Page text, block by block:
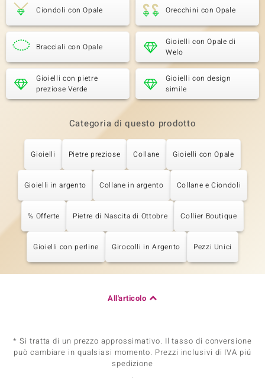
Ciondoli con Opale Orecchini con Opale
Bracciali con Opale
Gioielli con Opale di
Welo
Gioielli con pietre
preziose Verde
Gioielli con design
simile
Categoria di questo prodotto
Gioielli Pietre preziose Collane Gioielli con Opale
Gioielli in argento Collane in argento Collane e Ciondoli
% Offerte Pietre di Nascita di Ottobre Collier Boutique
Gioielli con perline Girocolli in Argento Pezzi Unici
All'articolo
* Si tratta di un prezzo approssimativo. Il tasso di conversione
può cambiare in qualsiasi momento. Prezzi inclusivi di IVA piú
spedizione